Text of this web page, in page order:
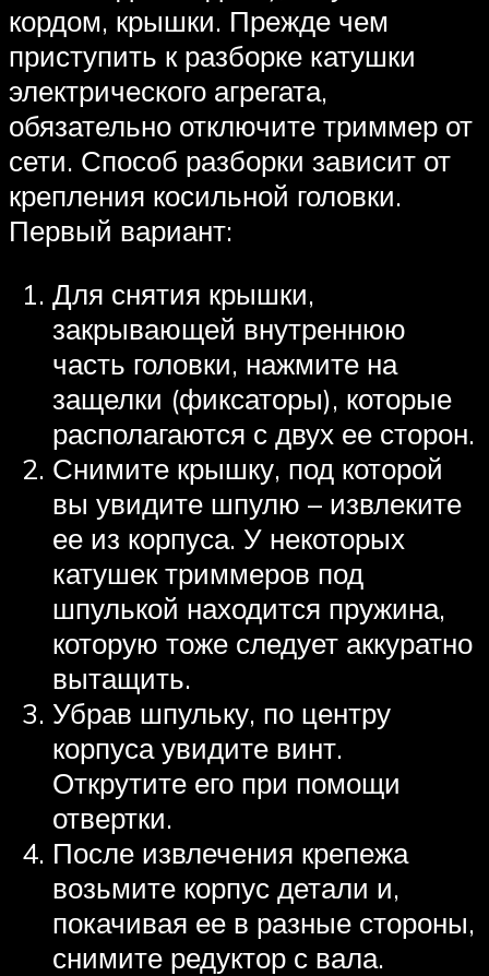
кордом, крышки. Прежде чем
приступить к разборке катушки
электрического агрегата,
обязательно отключите триммер от
сети. Способ разборки зависит от
крепления косильной головки.
Первый вариант:
Для снятия крышки,
закрывающей внутреннюю
часть головки, нажмите на
защелки (фиксаторы), которые
располагаются с двух ее сторон.
Снимите крышку, под которой
вы увидите шпулю – извлеките
ее из корпуса. У некоторых
катушек триммеров под
шпулькой находится пружина,
которую тоже следует аккуратно
вытащить.
Убрав шпульку, по центру
корпуса увидите винт.
Открутите его при помощи
отвертки.
После извлечения крепежа
возьмите корпус детали и,
покачивая ее в разные стороны,
снимите редуктор с вала.